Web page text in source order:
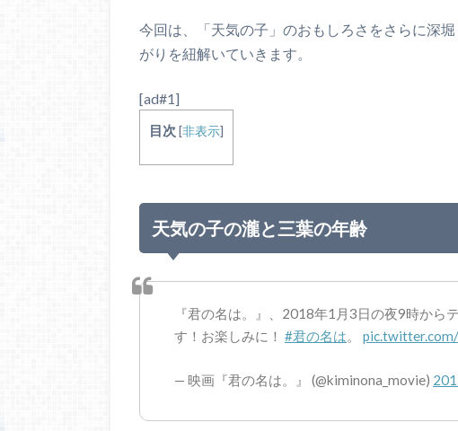
今回は、「天気の子」のおもしろさをさらに深
がりを紐解いていきます。
[ad#1]
目次 [非表示]
天気の子の瀧と三葉の年齢
『君の名は。』、2018年1月3日の夜9時から
す！お楽しみに！ #君の名は
— 映画『君の名は。』 (@kiminona_movie)